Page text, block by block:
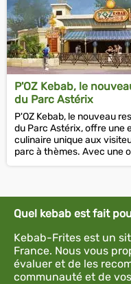
P'OZ Kebab, le
du Parc Astérix
P'OZ Kebab, le nouveau
du Parc Astérix, offre une
culinaire unique aux
parc à thèmes. Avec une
en 2024, le restaurant
Quel kebab est fait
Kebab-Frites est un
France. Nous vous
évaluer et de les
communauté et de